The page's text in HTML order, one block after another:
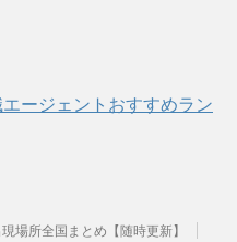
ージェントおすすめラン
場所全国まとめ【随時更新】